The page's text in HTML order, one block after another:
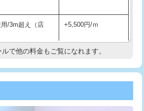
/3m超え（店
+5,500円/ｍ
現地調査
で
ルで他の料金もご覧になれます。